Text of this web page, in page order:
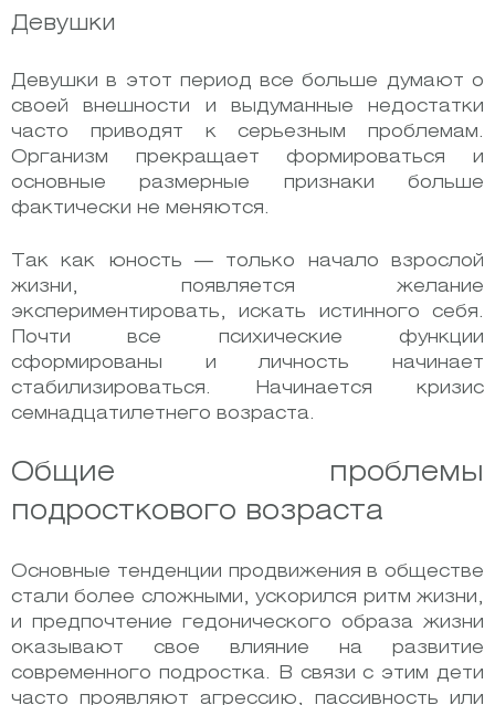
Девушки
Девушки в этот период все больше думают о
своей внешности и выдуманные недостатки
часто приводят к серьезным проблемам.
Организм прекращает формироваться и
основные размерные признаки больше
фактически не меняются.
Так как юность — только начало взрослой
жизни, появляется желание
экспериментировать, искать истинного себя.
Почти все психические функции
сформированы и личность начинает
стабилизироваться. Начинается кризис
семнадцатилетнего возраста.
Общие проблемы
подросткового возраста
Основные тенденции продвижения в обществе
стали более сложными, ускорился ритм жизни,
и предпочтение гедонического образа жизни
оказывают свое влияние на развитие
современного подростка. В связи с этим дети
часто проявляют агрессию, пассивность или